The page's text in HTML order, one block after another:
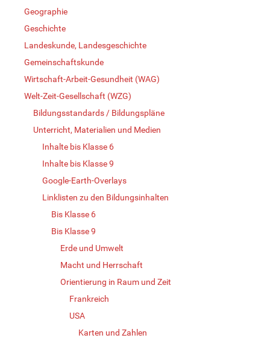
Geographie
Geschichte
Landeskunde, Landesgeschichte
Gemeinschaftskunde
Wirtschaft-Arbeit-Gesundheit (WAG)
Welt-Zeit-Gesellschaft (WZG)
Bildungsstandards / Bildungspläne
Unterricht, Materialien und Medien
Inhalte bis Klasse 6
Inhalte bis Klasse 9
Google-Earth-Overlays
Linklisten zu den Bildungsinhalten
Bis Klasse 6
Bis Klasse 9
Erde und Umwelt
Macht und Herrschaft
Orientierung in Raum und Zeit
Frankreich
USA
Karten und Zahlen